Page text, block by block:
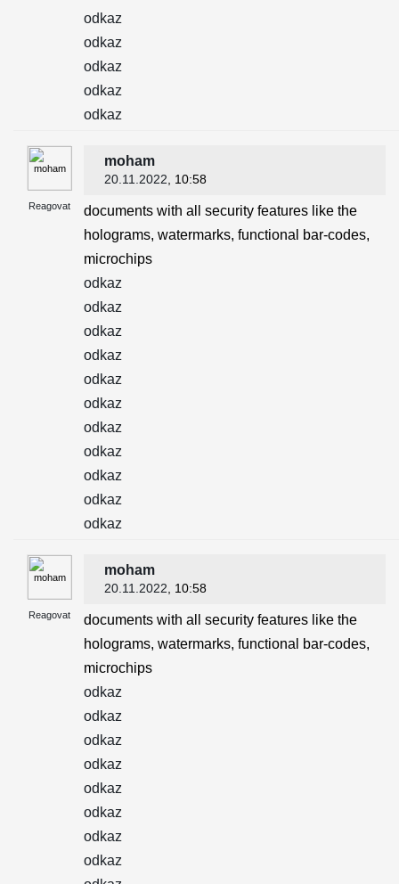
odkaz
odkaz
odkaz
odkaz
odkaz
Reagovat
moham
20.11.2022 , 10:58
documents with all security features like the
holograms, watermarks, functional bar-codes,
microchips
odkaz
odkaz
odkaz
odkaz
odkaz
odkaz
odkaz
odkaz
odkaz
odkaz
odkaz
Reagovat
moham
20.11.2022 , 10:58
documents with all security features like the
holograms, watermarks, functional bar-codes,
microchips
odkaz
odkaz
odkaz
odkaz
odkaz
odkaz
odkaz
odkaz